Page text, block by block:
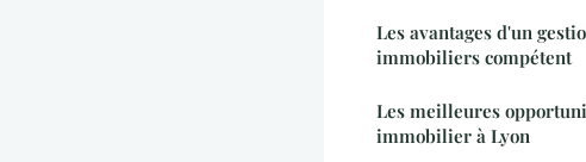
Les avantages d'un
immobiliers compétent
Les meilleures
immobilier à Lyon